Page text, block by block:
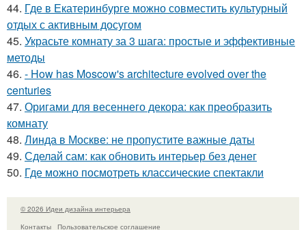
44. Где в Екатеринбурге можно совместить культурный
отдых с активным досугом
45. Украсьте комнату за 3 шага: простые и эффективные
методы
46. - How has Moscow's architecture evolved over the
centuries
47. Оригами для весеннего декора: как преобразить
комнату
48. Линда в Москве: не пропустите важные даты
49. Сделай сам: как обновить интерьер без денег
50. Где можно посмотреть классические спектакли
© 2026 Идеи дизайна интерьера
Контакты
Пользовательское соглашение